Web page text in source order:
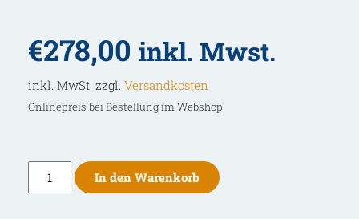
€278,00 inkl. Mwst.
inkl. MwSt. zzgl. Versandkosten
Onlinepreis bei Bestellung im Webshop
Franzbogen
3D-
In den Warenkorb